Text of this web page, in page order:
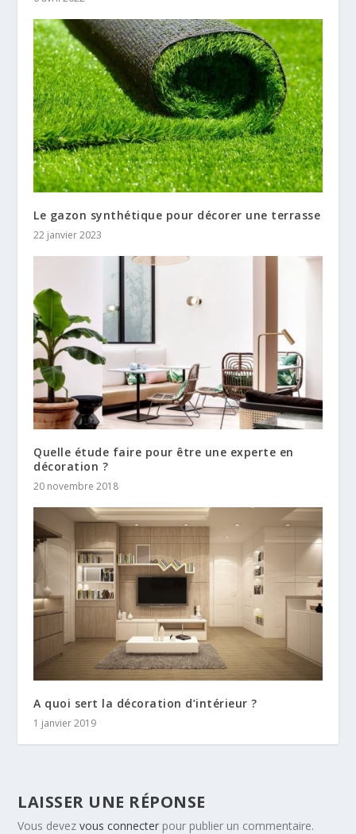
Le gazon synthétique pour décorer une terrasse
22 janvier 2023
Quelle étude faire pour être une experte en
décoration ?
20 novembre 2018
A quoi sert la décoration d’intérieur ?
1 janvier 2019
LAISSER UNE RÉPONSE
Vous devezvous connecter pour publier un commentaire.